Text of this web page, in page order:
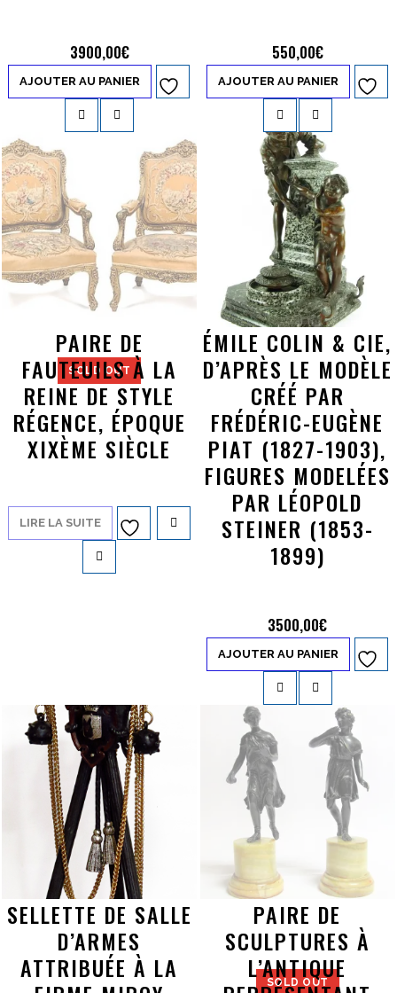
3900,00€
AJOUTER AU PANIER
550,00€
AJOUTER AU PANIER
SOLD OUT
PAIRE DE
FAUTEUILS À LA
REINE DE STYLE
RÉGENCE, ÉPOQUE
XIXÈME SIÈCLE
LIRE LA SUITE
ÉMILE COLIN & CIE,
D’APRÈS LE MODÈLE
CRÉÉ PAR
FRÉDÉRIC-EUGÈNE
PIAT (1827-1903),
FIGURES MODELÉES
PAR LÉOPOLD
STEINER (1853-
1899)
3500,00€
AJOUTER AU PANIER
SELLETTE DE SALLE
D’ARMES
ATTRIBUÉE À LA
SOLD OUT
PAIRE DE
SCULPTURES À
L’ANTIQUE